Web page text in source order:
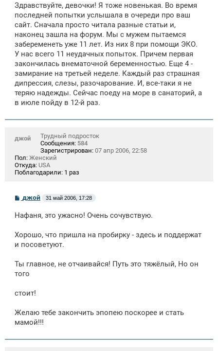
б
щ
н
и
Здравствуйте, девочки! Я тоже новенькая. Во время
последней попытки услышала в очереди про ваш
сайт. Сначала просто читала разные статьи и,
наконец зашла на форум. Мы с мужем пытаемся
забеременеть уже 11 лет. Из них 8 при помощи ЭКО.
У нас всего 11 неудачных попыток. Причем первая
закончилась внематочной беременностью. Еще 4 -
замирание на третьей неделе. Каждый раз страшная
дипрессия, слезы, разочарование. И, все-таки я не
теряю надежды. Сейчас поеду на море в санаторий, а
в июле пойду в 12-й раз.
джой
Трудный подросток
Сообщения: 584
Зарегистрирован: 07 апр 2006, 22:58
Пол: Женский
Откуда: USA
Поблагодарили: 1 раз
С
о
б
н
и
джой 31 май 2006, 17:28
Нафаня, это ужасно! Очень сочувствую.
Хорошо, что пришла на пробирку - здесь и поддержат
и посоветуют.
Ты главное, не отчаивайся! Путь это тяжёлый, Но он
того
стоит!
Желаю тебе закончить эпопею поскорее и стать
мамой!!!